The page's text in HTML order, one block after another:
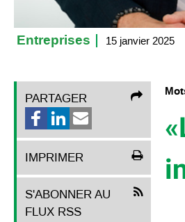
Entreprises 15 janvier 2025
PARTAGER
IMPRIMER
S'ABONNER AU
FLUX RSS